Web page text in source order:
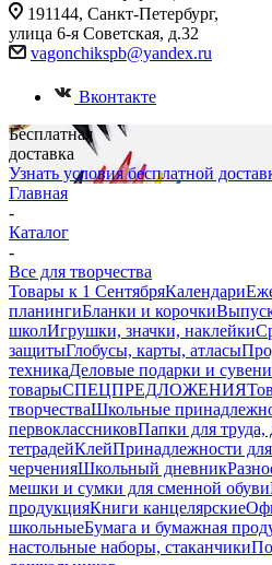
191144, Санкт-Петербург,
улица 6-я Советская, д.32
vagonchikspb@yandex.ru
Вконтакте
Бесплатная
доставка
Узнать условия бесплатной
Главная
-
Каталог
-
Все для творчества
Товары к 1 СентябряКалендари
планингиБланки и корочки
школИгрушки, значки, наклейки
защитыГлобусы, карты, атласы
техникаДеловые подарки и
товарыСПЕЦПРЕДЛОЖЕНИЯ
творчестваШкольные
первоклассниковПапки для труда,
тетрадейКлейПринадлежности
черченияШкольный дневник
мешки и сумки для сменной обуви
продукцияКниги канцелярские
школьныеБумага и бумажная
настольные наборы, стаканчики